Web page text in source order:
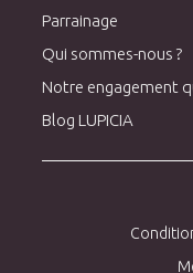
Parrainage
Qui sommes-nous ?
Notre engagement
Blog LUPICIA